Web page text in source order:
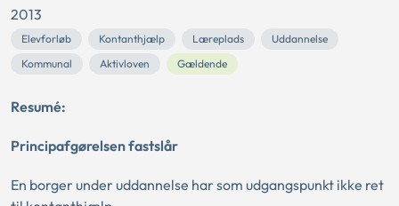
2013
Elevforløb Kontanthjælp Læreplads
Uddannelse
Kommunal
Aktivloven Gældende
Resumé:
Principafgørelsen fastslår
En borger under uddannelse har som udgangspunkt ikke ret